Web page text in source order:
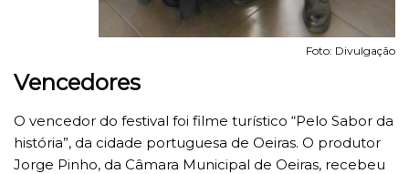
Foto: Divulgação
Vencedores
O vencedor do festival foi filme turístico “Pelo Sabor da
história”, da cidade portuguesa de Oeiras. O produtor
Jorge Pinho, da Câmara Municipal de Oeiras, recebeu